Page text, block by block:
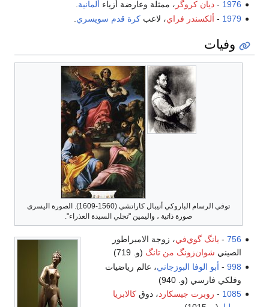
1976
-ديان كروگر ، ممثلة وعارضة أزياء ألمانية.
1979
- ألكسندر فراي، لاعبكرة قدم سويسري
وفيات
توفي الرسام الباروكي أنيبال كاراتشي (1560-1609). الصورة اليسرى
صورة ذاتية ، واليمين "تجلي السيدة العذراء".
756
- يانگ گوي‌في، زوجة الامبراطور
الصيني شوان‌زونگ من تانگ (و. 719)
998
- أبو الوفا البوزجاني، عالم رياضيات
وفلكي فارسي (و. 940)
1085
- روبرت جيسكارد، دوقكالابريا